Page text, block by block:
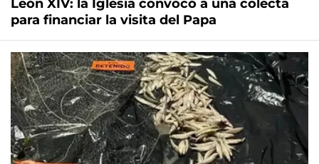
León XIV: la Iglesia convocó a una colecta
para financiar la visita del Papa